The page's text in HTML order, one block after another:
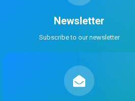
Newsletter
Subscribe to our newsletter